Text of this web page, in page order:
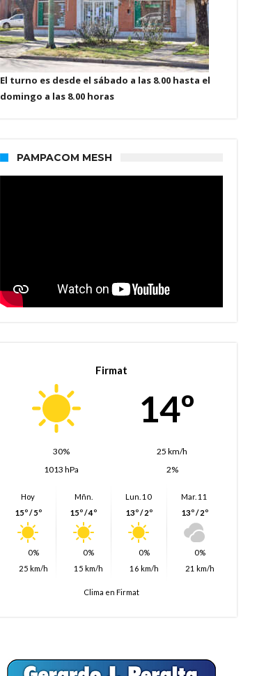
El turno es desde el sábado a las 8.00 hasta el
domingo a las 8.00 horas
PAMPACOM MESH
Firmat
14º
30%
25 km/h
1013 hPa
2%
Hoy
15º / 5º
0%
25 km/h
Mñn.
15º / 4º
0%
15 km/h
Lun. 10
13º / 2º
0%
16 km/h
Mar. 11
13º / 2º
0%
21 km/h
Clima en Firmat